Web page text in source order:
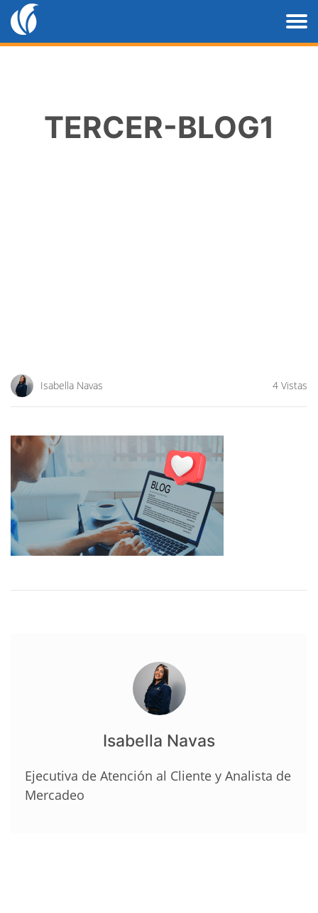
TERCER-BLOG1
Isabella Navas 4 Vistas
Isabella Navas
Ejecutiva de Atención al Cliente y Analista de
Mercadeo